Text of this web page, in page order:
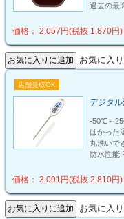
過去の最
価格： 2,057円(税抜 1,870円)
お気に入
店舗受取OK
デジタ
-50℃～
はかった
丸洗いで
防水性能
価格： 3,091円(税抜 2,810円)
お気に入